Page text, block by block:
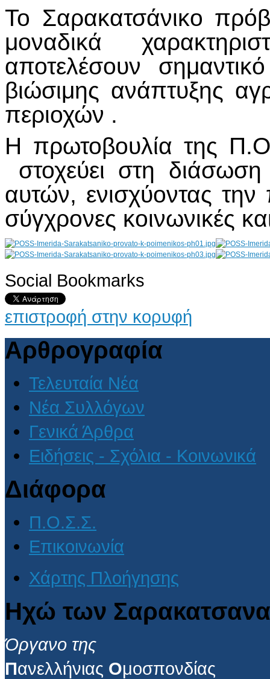
Το Σαρακατσάνικο
μοναδικά
αποτελέσουν
βιώσιμης ανάπτυξης
περιοχών .
Η πρωτοβουλία της
στοχεύει στη
αυτών, ενισχύοντας την
σύγχρονες κοινωνικές
AdmirorGallery 4.5.0, author/s Vasiljevski& Kekeljevic
Social Bookmarks
επιστροφή στην κορυφή
Αρθρογραφία
Τελευταία Νέα
Νέα Συλλόγων
Γενικά Άρθρα
Ειδήσεις - Σχόλια - Κοινωνικά
Διάφορα
Π.Ο.Σ.Σ.
Επικοινωνία
Χάρτης Πλοήγησης
Ηχώ των
Όργανο της
Πανελλήνιας Ομοσπονδίας